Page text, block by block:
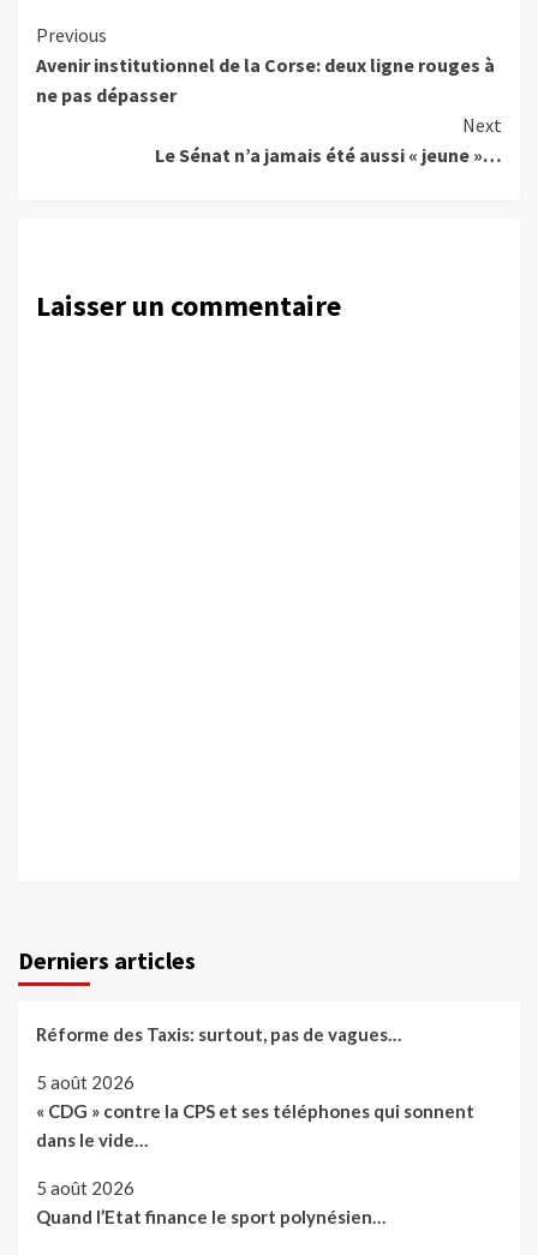
Continue
Reading
Previous
Avenir institutionnel de la Corse: deux ligne rouges à
ne pas dépasser
Next
Le Sénat n’a jamais été aussi « jeune »…
Laisser un commentaire
Derniers articles
Réforme des Taxis: surtout, pas de vagues…
5 août 2026
« CDG » contre la CPS et ses téléphones qui sonnent
dans le vide…
5 août 2026
Quand l’Etat finance le sport polynésien…